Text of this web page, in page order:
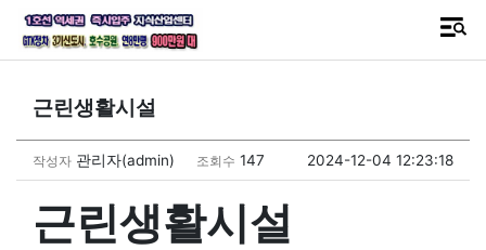
근린생활시설
작성자 관리자(admin) 조회수 147 2024-12-04 12:23:18
근린생활시설